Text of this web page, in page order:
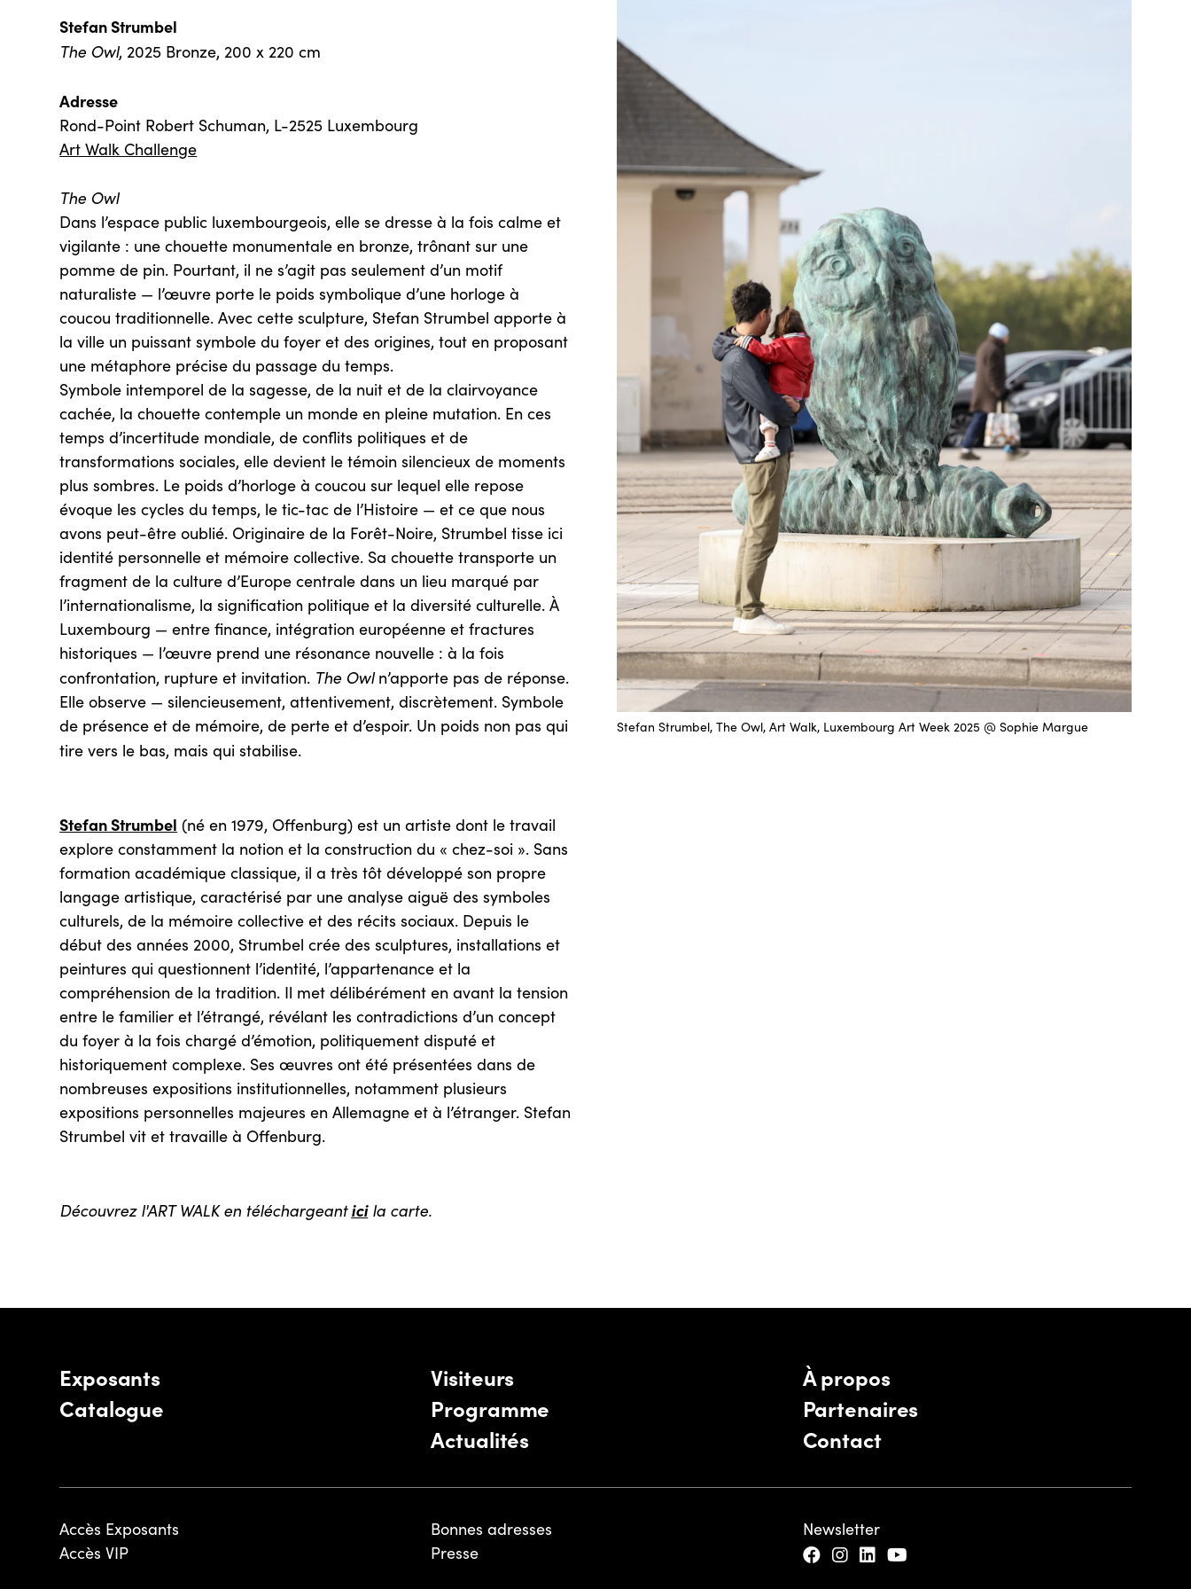
Stefan Strumbel
The Owl, 2025 Bronze, 200 x 220 cm
Adresse
Rond-Point Robert Schuman, L-2525 Luxembourg
Art Walk Challenge
The Owl
Dans l’espace public luxembourgeois, elle se dresse à la fois calme et
vigilante : une chouette monumentale en bronze, trônant sur une
pomme de pin. Pourtant, il ne s’agit pas seulement d’un motif
naturaliste — l’œuvre porte le poids symbolique d’une horloge à
coucou traditionnelle. Avec cette sculpture, Stefan Strumbel apporte à
la ville un puissant symbole du foyer et des origines, tout en proposant
une métaphore précise du passage du temps.
Symbole intemporel de la sagesse, de la nuit et de la clairvoyance
cachée, la chouette contemple un monde en pleine mutation. En ces
temps d’incertitude mondiale, de conflits politiques et de
transformations sociales, elle devient le témoin silencieux de moments
plus sombres. Le poids d’horloge à coucou sur lequel elle repose
évoque les cycles du temps, le tic-tac de l’Histoire — et ce que nous
avons peut-être oublié. Originaire de la Forêt-Noire, Strumbel tisse ici
identité personnelle et mémoire collective. Sa chouette transporte un
fragment de la culture d’Europe centrale dans un lieu marqué par
l’internationalisme, la signification politique et la diversité culturelle. À
Luxembourg — entre finance, intégration européenne et fractures
historiques — l’œuvre prend une résonance nouvelle : à la fois
confrontation, rupture et invitation. The Owln’apporte pas de réponse.
Elle observe — silencieusement, attentivement, discrètement. Symbole
de présence et de mémoire, de perte et d’espoir. Un poids non pas qui
tire vers le bas, mais qui stabilise.
Stefan Strumbel (né en 1979, Offenburg) est un artiste dont le travail
explore constamment la notion et la construction du « chez-soi ». Sans
formation académique classique, il a très tôt développé son propre
langage artistique, caractérisé par une analyse aiguë des symboles
culturels, de la mémoire collective et des récits sociaux. Depuis le
début des années 2000, Strumbel crée des sculptures, installations et
peintures qui questionnent l’identité, l’appartenance et la
compréhension de la tradition. Il met délibérément en avant la tension
entre le familier et l’étrangé, révélant les contradictions d’un concept
du foyer à la fois chargé d’émotion, politiquement disputé et
historiquement complexe. Ses œuvres ont été présentées dans de
nombreuses expositions institutionnelles, notamment plusieurs
expositions personnelles majeures en Allemagne et à l’étranger. Stefan
Strumbel vit et travaille à Offenburg.
Découvrez l'ART WALK en téléchargeanticila carte.
Stefan Strumbel, The Owl, Art Walk, Luxembourg Art Week 2025 @ Sophie Margue
Exposants
Catalogue
Visiteurs
Programme
Actualités
À propos
Partenaires
Contact
Accès Exposants
Accès VIP
Bonnes adresses
Presse
Newsletter